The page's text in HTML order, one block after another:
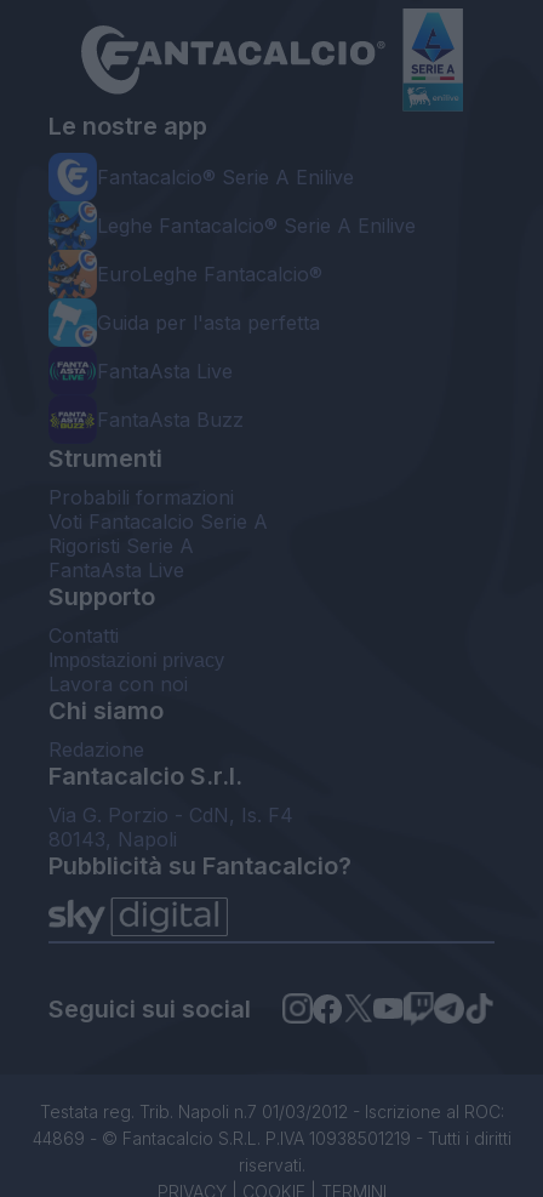
Le nostre app
Fantacalcio® Serie A Enilive
Leghe Fantacalcio® Serie A Enilive
EuroLeghe Fantacalcio®
Guida per l'asta perfetta
FantaAsta Live
FantaAsta Buzz
Strumenti
Probabili formazioni
Voti Fantacalcio Serie A
Rigoristi Serie A
FantaAsta Live
Supporto
Contatti
Impostazioni privacy
Lavora con noi
Chi siamo
Redazione
Fantacalcio S.r.l.
Via G. Porzio - CdN, Is. F4
80143, Napoli
Pubblicità su Fantacalcio?
Seguici sui social
Testata reg. Trib. Napoli n.7 01/03/2012 - Iscrizione al ROC:
44869 - © Fantacalcio S.R.L. P.IVA 10938501219 - Tutti i diritti
riservati.
PRIVACY| COOKIE TERMINI